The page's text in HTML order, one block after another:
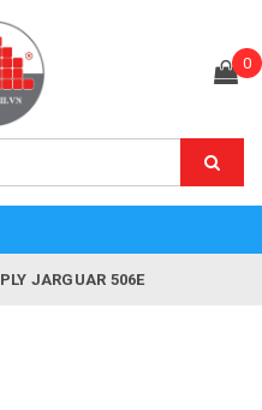
0
JARGUAR 506E